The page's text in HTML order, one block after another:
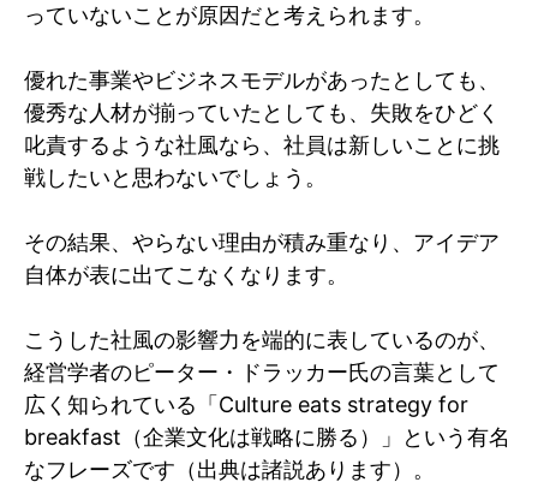
っていないことが原因だと考えられます。
優れた事業やビジネスモデルがあったとしても、
優秀な人材が揃っていたとしても、失敗をひどく
叱責するような社風なら、社員は新しいことに挑
戦したいと思わないでしょう。
その結果、やらない理由が積み重なり、アイデア
自体が表に出てこなくなります。
こうした社風の影響力を端的に表しているのが、
経営学者のピーター・ドラッカー氏の言葉として
広く知られている「Culture eats strategy for
breakfast（企業文化は戦略に勝る）」という有名
なフレーズです（出典は諸説あります）。